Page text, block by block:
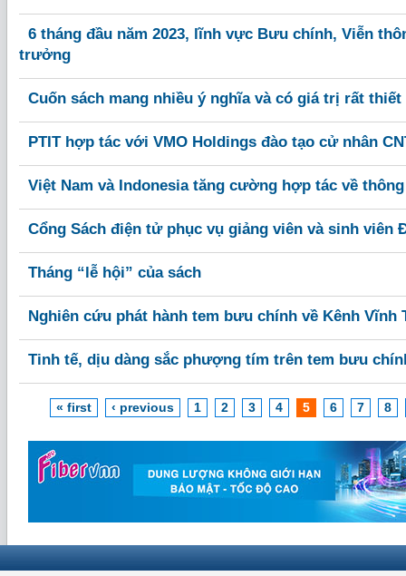
6 tháng đầu năm 2023, lĩnh vực Bưu chính, Viễn
trưởng
Cuốn sách mang nhiều ý nghĩa và có giá trị rất
PTIT hợp tác với VMO Holdings đào tạo cử nhân
Việt Nam và Indonesia tăng cường hợp tác về
Cổng Sách điện tử phục vụ giảng viên và sinh viên
Tháng “lễ hội” của sách
Nghiên cứu phát hành tem bưu chính về Kênh Vĩnh
Tinh tế, dịu dàng sắc phượng tím trên tem bưu
« first ‹ previous 1 2 3 4 5 6 7 8